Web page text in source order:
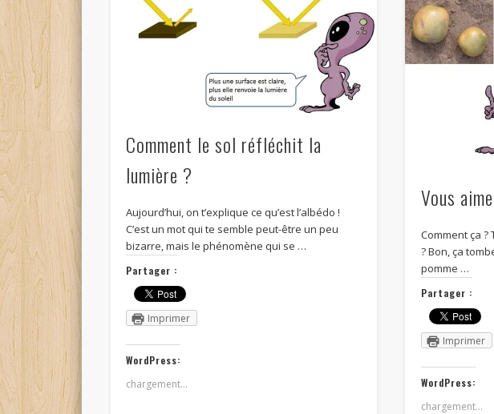
Comment le sol réfléchit la
lumière ?
Aujourd’hui, on t’explique ce qu’est l’albédo !
C’est un mot qui te semble peut-être un peu
bizarre, mais le phénomène qui se …
Partager :
Imprimer
WordPress:
chargement…
Vous
Comment ça ?
? Bon, ça
pomme …
Partager :
Imprimer
WordPress:
chargement…